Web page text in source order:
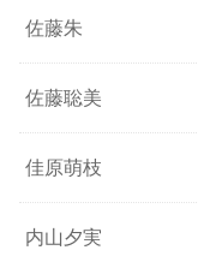
佐藤朱
佐藤聡美
佳原萌枝
内山夕実